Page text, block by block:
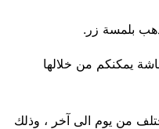
بلمسة زر.
يمكنكم من خلالها
من يوم الى آخر ، وذلك